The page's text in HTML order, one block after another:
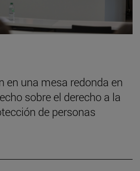
en una mesa redonda en
sobre el derecho a la
de personas